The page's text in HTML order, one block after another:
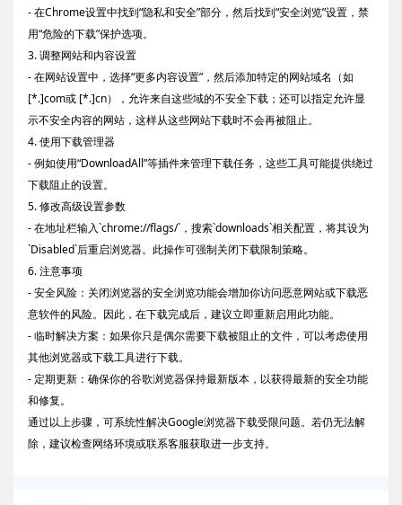
- 在Chrome设置中找到“隐私和安全”部分，然后找到“安全浏览”设置，禁
用“危险的下载”保护选项。
3. 调整网站和内容设置
- 在网站设置中，选择“更多内容设置”，然后添加特定的网站域名（如
[*.]com或 [*.]cn），允许来自这些域的不安全下载；还可以指定允许显
示不安全内容的网站，这样从这些网站下载时不会再被阻止。
4. 使用下载管理器
- 例如使用“DownloadAll”等插件来管理下载任务，这些工具可能提供绕过
下载阻止的设置。
5. 修改高级设置参数
- 在地址栏输入`chrome://flags/`，搜索`downloads`相关配置，将其设为
`Disabled`后重启浏览器。此操作可强制关闭下载限制策略。
6. 注意事项
- 安全风险：关闭浏览器的安全浏览功能会增加你访问恶意网站或下载恶
意软件的风险。因此，在下载完成后，建议立即重新启用此功能。
- 临时解决方案：如果你只是偶尔需要下载被阻止的文件，可以考虑使用
其他浏览器或下载工具进行下载。
- 定期更新：确保你的谷歌浏览器保持最新版本，以获得最新的安全功能
和修复。
通过以上步骤，可系统性解决Google浏览器下载受限问题。若仍无法解
除，建议检查网络环境或联系客服获取进一步支持。